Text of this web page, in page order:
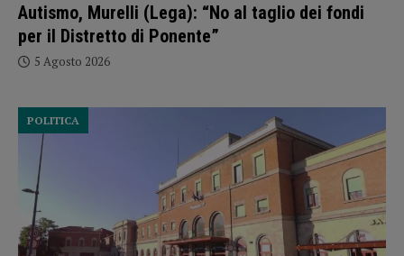
Autismo, Murelli (Lega): “No al taglio dei fondi
per il Distretto di Ponente”
5 Agosto 2026
POLITICA